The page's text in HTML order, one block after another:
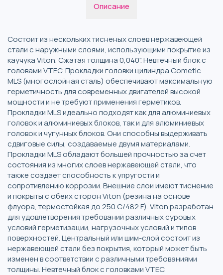
Описание
Состоит из нескольких тисненых слоев нержавеющей
стали с наружными слоями, использующими покрытие из
каучука Viton. Сжатая толщина 0,040". Невтечный блок с
головами VTEC. Прокладки головки цилиндра Cometic
MLS (многослойная сталь) обеспечивают максимальную
герметичность для современных двигателей высокой
мощности и не требуют применения герметиков.
Прокладки MLS идеально подходят как для алюминиевых
головок и алюминиевых блоков, так и для алюминиевых
головок и чугунных блоков. Они способны выдерживать
сдвиговые силы, создаваемые двумя материалами.
Прокладки MLS обладают большей прочностью за счет
состояния из многих слоев нержавеющей стали, что
также создает способность к упругости и
сопротивлению коррозии. Внешние слои имеют тиснение
и покрыты с обеих сторон Viton (резина на основе
флуора, термостойкая до 250 C/482 F). Viton разработан
для удовлетворения требований различных суровых
условий герметизации, нагрузочных условий и типов
поверхностей. Центральный или шим-слой состоит из
нержавеющей стали без покрытия, который может быть
изменен в соответствии с различными требованиями
толщины. Невтечный блок с головками VTEC.